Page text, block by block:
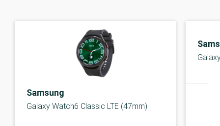
Samsung
Galaxy Watch6 Classic LTE (47mm)